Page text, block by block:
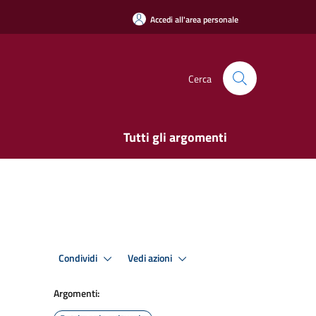
Accedi all'area personale
Cerca
Tutti gli argomenti
Condividi Vedi azioni
Argomenti: